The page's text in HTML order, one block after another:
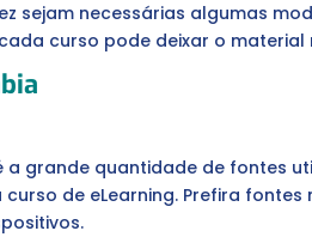
sejam necessárias algumas
curso pode deixar o material
a grande quantidade de fontes
de eLearning. Prefira